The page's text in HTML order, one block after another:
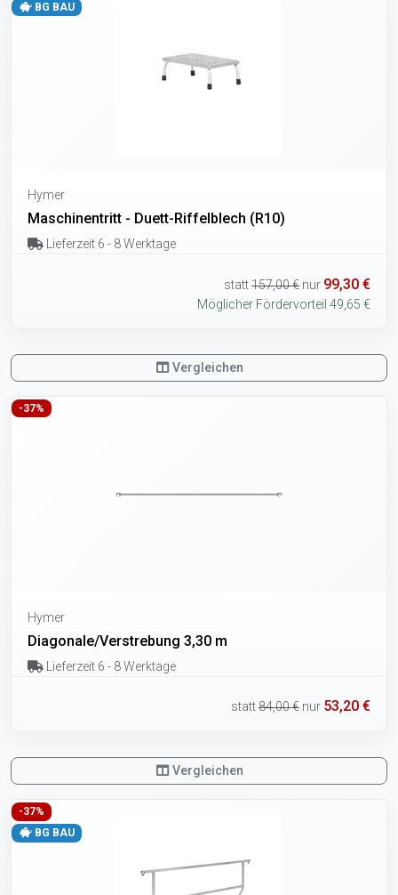
BG BAU
Hymer
Maschinentritt - Duett-Riffelblech (R10)
Lieferzeit 6 - 8 Werktage
statt157,00 € nur 99,30 €
Möglicher Fördervorteil 49,65 €
Vergleichen
-37%
Hymer
Diagonale/Verstrebung 3,30 m
Lieferzeit 6 - 8 Werktage
statt84,00 € nur 53,20 €
Vergleichen
-37%
BG BAU